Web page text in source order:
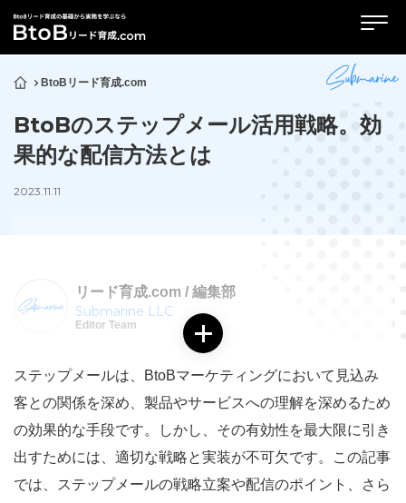
BtoBリード育成.com
BtoBのステップメール活用戦略。効
果的な配信方法とは
2023.11.11
リード育成.com / 編集部
Submarine LLC
Editor Team
ステップメールは、BtoBマーケティングにおいて見込み
客との関係を深め、製品やサービスへの理解を深めるため
の効果的な手段です。しかし、その有効性を最大限に引き
出すためには、適切な戦略と実装が不可欠です。この記事
では、ステップメールの戦略立案や配信のポイント、さら